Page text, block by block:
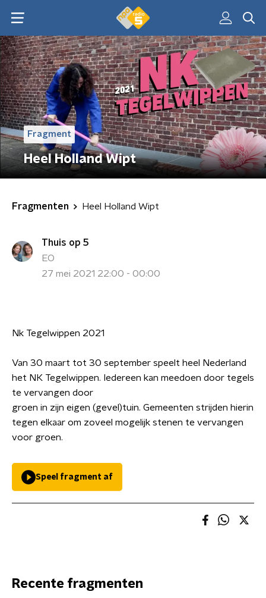
Fragment
Heel Holland Wipt
Fragmenten Heel Holland Wipt
Thuis op 5
EO
27 mei 2021 22:00 - 00:00
Nk Tegelwippen 2021
Van 30 maart tot 30 september speelt heel Nederland
het NK Tegelwippen. Iedereen kan meedoen door tegels
te vervangen door
groen in zijn eigen (gevel)tuin. Gemeenten strijden hierin
tegen elkaar om zoveel mogelijk stenen te vervangen
voor groen.
Speel fragment af
Recente fragmenten